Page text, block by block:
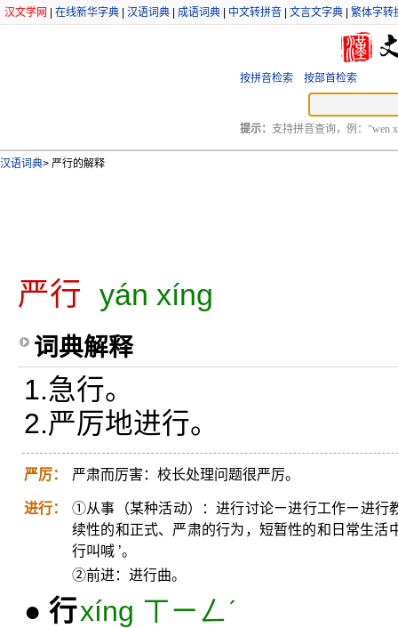
汉文学网 在线新华字典 汉语词典 成语词典 中文转拼音 文言文字典 繁体字转
按拼音检索 按部首检索
提示： 支持拼音查询，例：“wen
汉语词典> 严行的解释
严行 yán xíng
词典解释
1.急行。
2.严厉地进行。
严厉： 严肃而厉害：校长处理问题很严厉。
进行：
①从事（某种活动）：进行讨论ㄧ进行工作ㄧ进行
续性的和正式、严肃的行为，短暂性的和日常生活
行叫喊 ’。
②前进：进行曲。
● 行xíng ㄒㄧㄥˊ